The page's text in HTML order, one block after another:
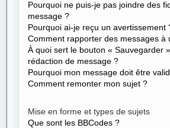
Pourquoi ne puis-je pas joindre des
message ?
Pourquoi ai-je reçu un avertissement
Comment rapporter des messages à
À quoi sert le bouton « Sauvegarder
rédaction de message ?
Pourquoi mon message doit être
Comment remonter mon sujet ?
Mise en forme et types de sujets
Que sont les BBCodes ?